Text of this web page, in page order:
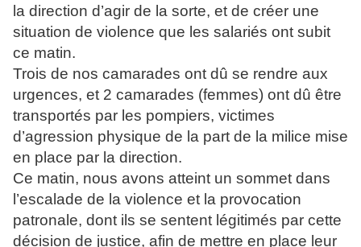
la direction d’agir de la sorte, et de créer une
situation de violence que les salariés ont subit
ce matin.
Trois de nos camarades ont dû se rendre aux
urgences, et 2 camarades (femmes) ont dû être
transportés par les pompiers, victimes
d’agression physique de la part de la milice mise
en place par la direction.
Ce matin, nous avons atteint un sommet dans
l’escalade de la violence et la provocation
patronale, dont ils se sentent légitimés par cette
décision de justice, afin de mettre en place leur